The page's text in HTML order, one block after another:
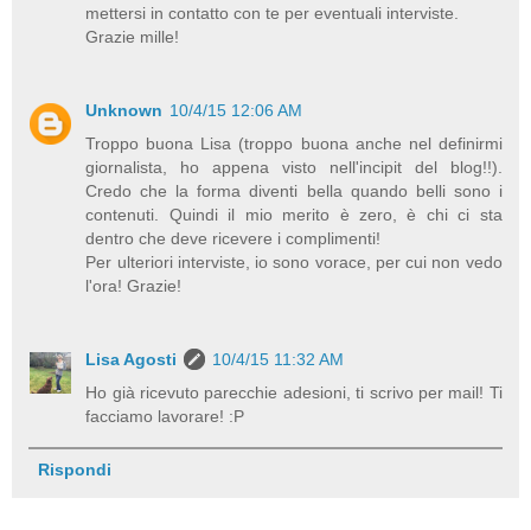
mettersi in contatto con te per eventuali interviste.
Grazie mille!
Unknown 10/4/15 12:06 AM
Troppo buona Lisa (troppo buona anche nel definirmi
giornalista, ho appena visto nell'incipit del blog!!).
Credo che la forma diventi bella quando belli sono i
contenuti. Quindi il mio merito è zero, è chi ci sta
dentro che deve ricevere i complimenti!
Per ulteriori interviste, io sono vorace, per cui non vedo
l'ora! Grazie!
Lisa Agosti
10/4/15 11:32 AM
Ho già ricevuto parecchie adesioni, ti scrivo per mail! Ti
facciamo lavorare! :P
Rispondi